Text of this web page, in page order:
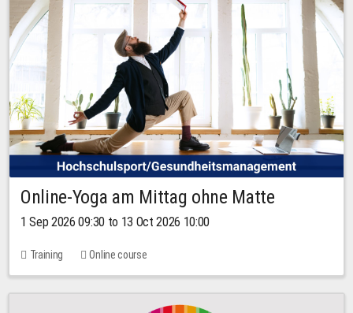
Online-Yoga am Mittag ohne Matte
1 Sep 2026 09:30 to 13 Oct 2026 10:00
Training Online course